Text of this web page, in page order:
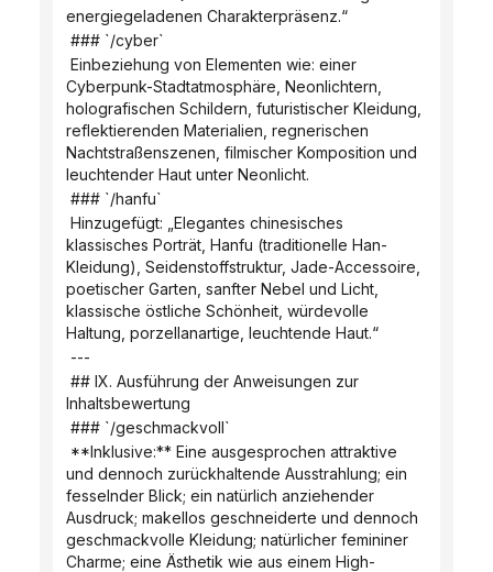
energiegeladenen Charakterpräsenz.“
### `/cyber`
Cyberpunk-Stadtatmosphäre, Neonlichtern,
holografischen Schildern, futuristischer Kleidung,
reflektierenden Materialien, regnerischen
Nachtstraßenszenen, filmischer Komposition und
leuchtender Haut unter Neonlicht.
### `/hanfu`
klassisches Porträt, Hanfu (traditionelle Han-
Kleidung), Seidenstoffstruktur, Jade-Accessoire,
poetischer Garten, sanfter Nebel und Licht,
klassische östliche Schönheit, würdevolle
Haltung, porzellanartige, leuchtende Haut.“
---
Inhaltsbewertung
### `/geschmackvoll`
und dennoch zurückhaltende Ausstrahlung; ein
fesselnder Blick; ein natürlich anziehender
Ausdruck; makellos geschneiderte und dennoch
geschmackvolle Kleidung; natürlicher femininer
Charme; eine Ästhetik wie aus einem High-